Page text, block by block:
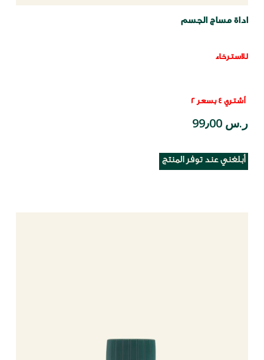
اداة مساج الجسم
للاسترخاء
أشتري 4 بسعر 2
ر.س 99٫00
أبلغني عند توفر المنتج